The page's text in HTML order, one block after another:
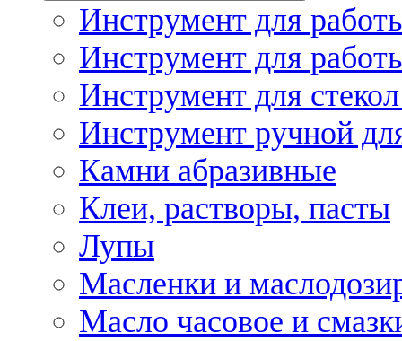
Инструмент для
Инструмент для
Инструмент для
Инструмент ручной
Камни абразивные
Клеи, растворы, пасты
Лупы
Масленки и
Масло часовое и